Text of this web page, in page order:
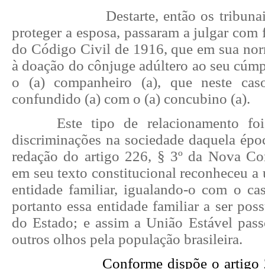
Destarte, então os
proteger a esposa, passaram a julgar
do Código Civil de 1916, que em sua
à doação do cônjuge adúltero ao seu
o (a) companheiro (a), que neste
confundido (a) com o (a) concubino (a).
Este tipo de relacionamento
discriminações na sociedade daquela
redação do artigo 226, § 3º da Nova
em seu texto constitucional reconheceu a
entidade familiar, igualando-o com o
portanto essa entidade familiar a ser
do Estado; e assim a União Estável
outros olhos pela população brasileira.
Conforme dispõe o artigo